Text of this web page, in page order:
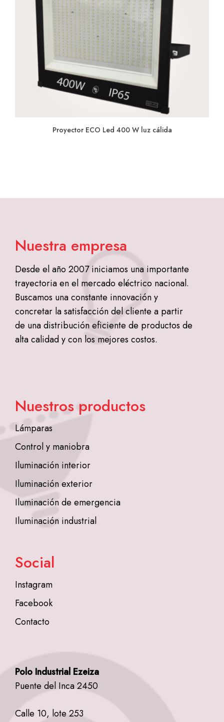
Proyector ECO Led 400 W luz cálida
Nuestra empresa
Desde el año 2007 iniciamos una importante
trayectoria en el mercado eléctrico nacional.
Buscamos una constante innovación y
concretar la satisfacción del cliente a partir
de una distribución eficiente de productos de
alta calidad y con los mejores costos.
Nuestros productos
Lámparas
Control y maniobra
Iluminación interior
Iluminación exterior
Iluminación de emergencia
Iluminación industrial
Social
Instagram
Facebook
Contacto
Polo Industrial Ezeiza
Puente del Inca 2450
Calle 10, lote 253